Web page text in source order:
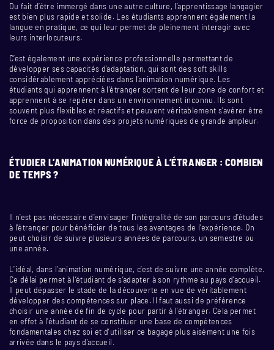
Du fait d’être immergé dans une autre culture, l’apprentissage langagier
est bien plus rapide et solide. Les étudiants apprennent également la
langue en pratique, ce qui leur permet de pleinement interagir avec
leurs interlocuteurs.
C’est également une expérience professionnelle permettant de
développer ses capacités d’adaptation, qui sont des soft skills
considérablement appréciées dans l’animation numérique. Les
étudiants qui apprennent à l’étranger sortent de leur zone de confort et
apprennent à se repérer dans un environnement inconnu. Ils sont
souvent plus flexibles et réactifs et peuvent véritablement s’avérer être
force de proposition dans des projets numériques de grande ampleur.
ÉTUDIER L’ANIMATION NUMÉRIQUE À L’ÉTRANGER : COMBIEN
DE TEMPS ?
Il n’est pas nécessaire d’envisager l’intégralité de son parcours d’études
à l’étranger pour bénéficier de tous les avantages de l’expérience. On
peut choisir de suivre plusieurs années de parcours, un semestre ou
une année.
L’idéal, dans l’animation numérique, c’est de suivre une année complète.
Ce délai permet à l’étudiant de s’adapter à son rythme au pays d’accueil.
Il peut dépasser le stade de la découverte en vue de véritablement
développer des compétences sur place. Il faut aussi de préférence
choisir une année de fin de cycle pour partir à l’étranger. Cela permet
en effet à l’étudiant de se constituer une base de compétences
fondamentales chez soi et d’utiliser ce bagage plus aisément une fois
arrivée dans le pays d’accueil.